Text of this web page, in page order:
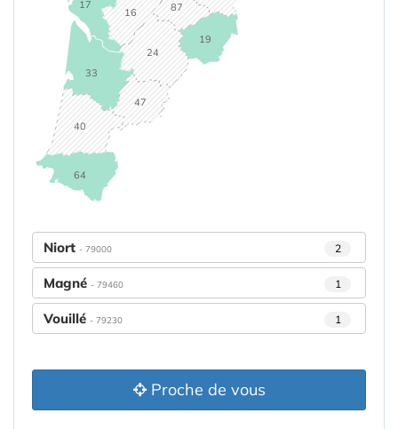
16
17
19
24
33
40
47
64
87
Niort - 79000 2
Magné - 79460 1
Vouillé - 79230 1
Proche de vous